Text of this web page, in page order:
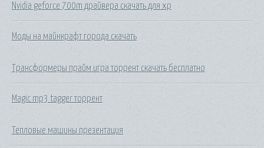
Nvidia geforce 700m драйвера скачать для xp
Моды на майнкрафт города скачать
Трансформеры прайм игра торрент скачать бесплатно
Magic mp3 tagger торрент
Тепловые машины презентация